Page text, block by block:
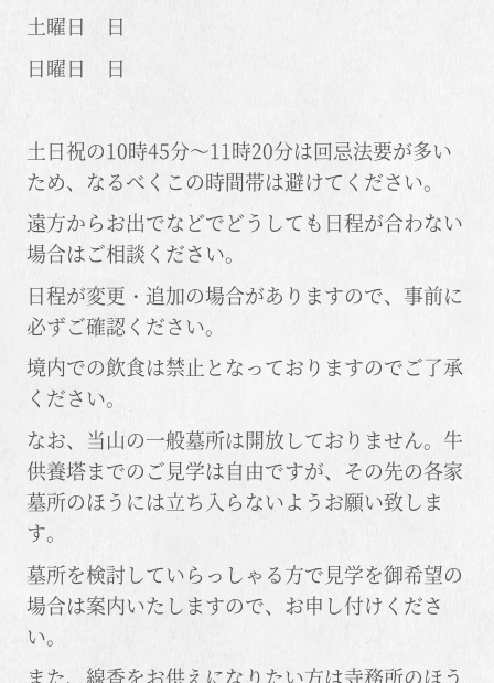
土曜日 日
日曜日 日
土日祝の10時45分～11時20分は回忌法要が多い
ため、なるべくこの時間帯は避けてください。
遠方からお出でなどでどうしても日程が合わない
場合はご相談ください。
日程が変更・追加の場合がありますので、事前に
必ずご確認ください。
境内での飲食は禁止となっておりますのでご了承
ください。
なお、当山の一般墓所は開放しておりません。牛
供養塔までのご見学は自由ですが、その先の各家
墓所のほうには立ち入らないようお願い致しま
す。
墓所を検討していらっしゃる方で見学を御希望の
場合は案内いたしますので、お申し付けくださ
い。
また、線香をお供えになりたい方は寺務所のほう